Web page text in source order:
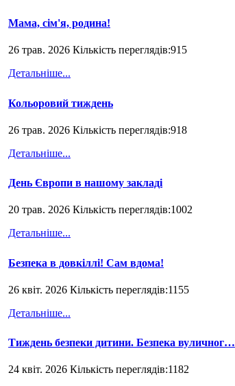
Мама, сім'я, родина!
26 трав. 2026 Кількість переглядів:915
Детальніше...
Кольоровий тиждень
26 трав. 2026 Кількість переглядів:918
Детальніше...
День Європи в нашому закладі
20 трав. 2026 Кількість переглядів:1002
Детальніше...
Безпека в довкіллі! Сам вдома!
26 квіт. 2026 Кількість переглядів:1155
Детальніше...
Тиждень безпеки дитини. Безпека вуличног…
24 квіт. 2026 Кількість переглядів:1182